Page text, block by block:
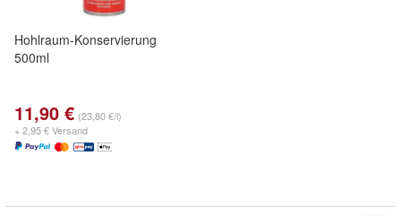
Hohlraum-Konservierung
500ml
11,90 € (23,80 €/l)
+ 2,95 € Versand